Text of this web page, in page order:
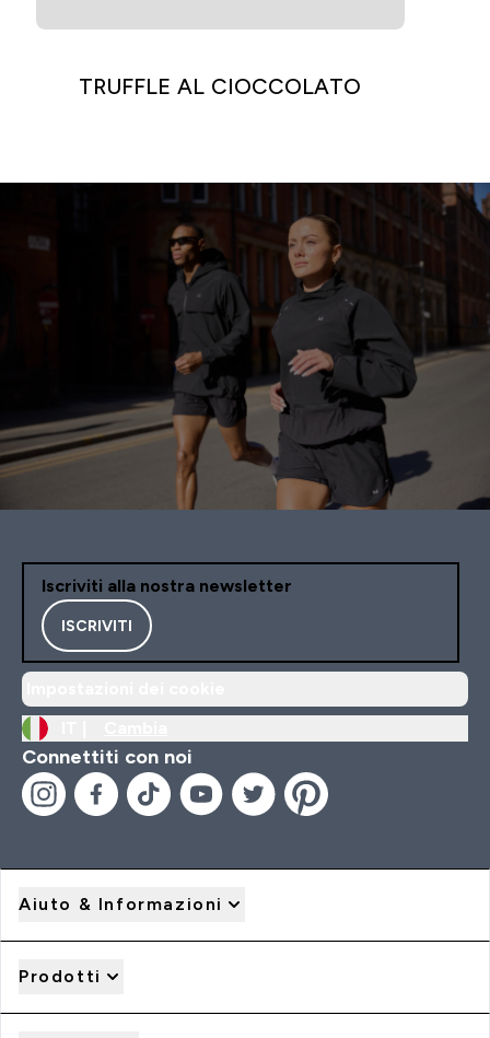
TRUFFLE AL CIOCCOLATO
Iscriviti alla nostra newsletter
ISCRIVITI
Connettiti con noi
Aiuto & Informazioni
Prodotti